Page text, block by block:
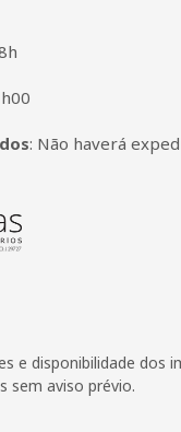
: Não haverá
e disponibilidade dos
sem aviso prévio.